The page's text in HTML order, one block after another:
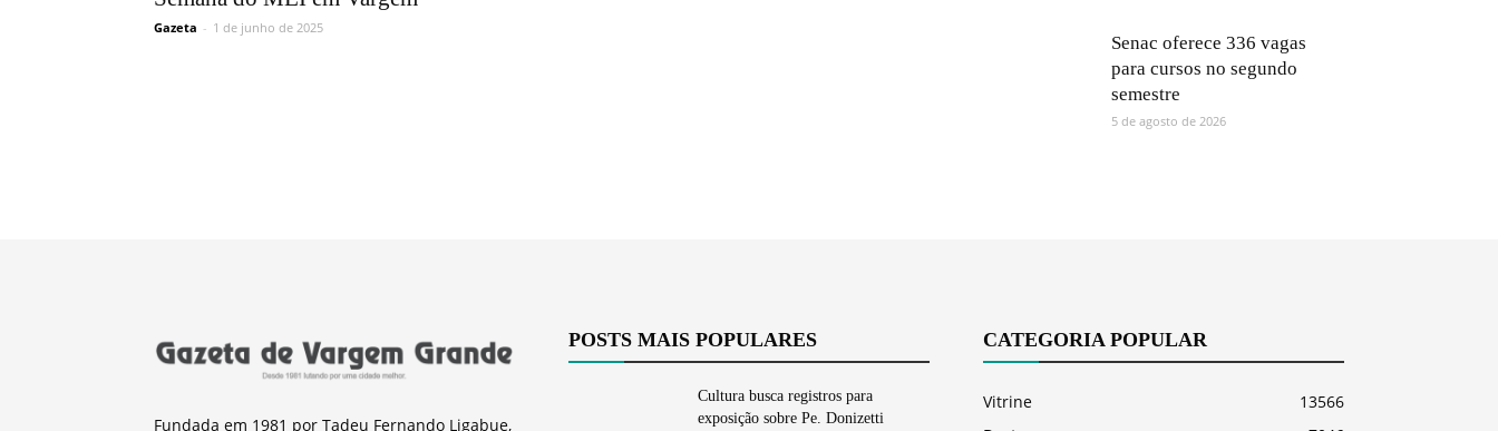
Gazeta - 1 de junho de 2025
Senac oferece 336 vagas
para cursos no segundo
semestre
5 de agosto de 2026
Fundada em 1981 por Tadeu Fernando Ligabue,
POSTS MAIS POPULARES
Cultura busca registros para
exposição sobre Pe. Donizetti
CATEGORIA POPULAR
Vitrine
13566